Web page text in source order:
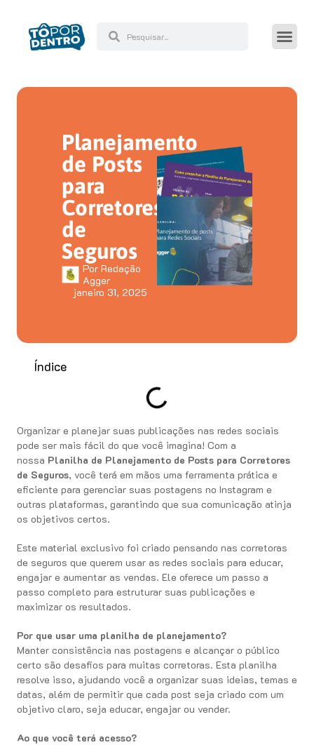
Planejamento
de Posts
para
Corretores
de
Seguros
Por Redação
Agger
janeiro 31, 2025
Índice
Organizar e planejar suas publicações nas redes sociais
pode ser mais fácil do que você imagina! Com a
nossa Planilha de Planejamento de Posts para Corretores
de Seguros, você terá em mãos uma ferramenta prática e
eficiente para gerenciar suas postagens no Instagram e
outras plataformas, garantindo que sua comunicação atinja
os objetivos certos.
Este material exclusivo foi criado pensando nas corretoras
de seguros que querem usar as redes sociais para educar,
engajar e aumentar as vendas. Ele oferece um passo a
passo completo para estruturar suas publicações e
maximizar os resultados.
Por que usar uma planilha de planejamento?
Manter consistência nas postagens e alcançar o público
certo são desafios para muitas corretoras. Esta planilha
resolve isso, ajudando você a organizar suas ideias, temas e
datas, além de permitir que cada post seja criado com um
objetivo claro, seja educar, engajar ou vender.
Ao que você terá acesso?